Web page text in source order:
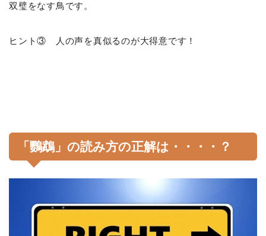
双璧をなす鳥です。
ヒント③ 人の声を真似るのが大得意です！
「鸚鵡」の読み方の正解は・・・・？